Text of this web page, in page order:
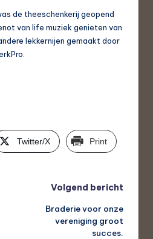
de theeschenkerij geopend
van life muziek genieten van
lekkernijen gemaakt door
Twitter/X Print
Volgend bericht
Braderie voor onze
vereniging groot
succes.